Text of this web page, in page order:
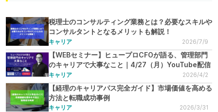
税理士のコンサルティング業務とは？必要なスキルや
コンサルタントとなるメリットも解説！
キャリア 2026/7/9
【WEBセミナー】ヒュープロCFOが語る、管理部門
のキャリアで大事なこと｜4/27（月）YouTube配信
キャリア 2026/4/2
【経理のキャリアパス完全ガイド】市場価値を高める
方法と転職成功事例
キャリア 2026/3/31